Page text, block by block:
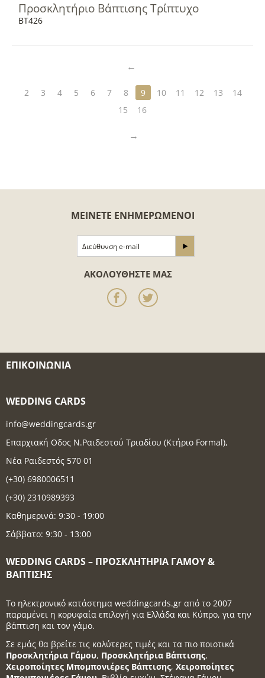
Προσκλητήριο Βάπτισης Τρίπτυχο
BT426
2 3 4 5 6 7 8 9 10 11 12 13
14
15
16
ΜΕΊΝΕΤΕ ΕΝΗΜΕΡΩΜΈΝΟΙ
ΑΚΟΛΟΥΘΉΣΤΕ ΜΑΣ
ΕΠΙΚΟΙΝΩΝΊΑ
WEDDING CARDS
info@weddingcards.gr
Επαρχιακή Οδος Ν.Ραιδεστού Τριαδίου (Κτήριο Formal),
Νέα Ραιδεστός 570 01
(+30) 6980006511
(+30) 2310989393
Καθημερινά: 9:30 - 19:00
Σάββατο: 9:30 - 13:00
WEDDING CARDS – ΠΡΟΣΚΛΗΤΉΡΙΑ ΓΆΜΟΥ &
ΒΆΠΤΙΣΗΣ
Το ηλεκτρονικό κατάστημα weddingcards.gr από το 2007
παραμένει η κορυφαία επιλογή για Ελλάδα και Κύπρο, για την
βάπτιση και τον γάμο.
Σε εμάς θα βρείτε τις καλύτερες τιμές και τα πιο ποιοτικά
Προσκλητήρια Γάμου, Προσκλητήρια Βάπτισης,
Χειροποίητες Μπομπονιέρες Βάπτισης, Χειροποίητες